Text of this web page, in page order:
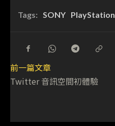
Tags: SONY PlayStation
前一篇文章
Twitter 音訊空間初體驗